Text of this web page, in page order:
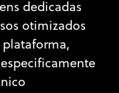
dedicadas
otimizados